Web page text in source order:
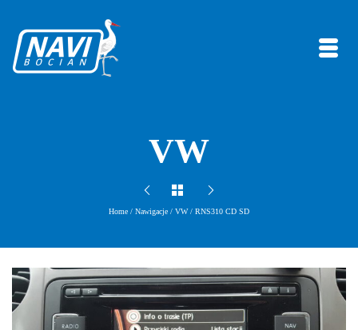
VW
Home / Nawigacje / VW / RNS310 CD SD